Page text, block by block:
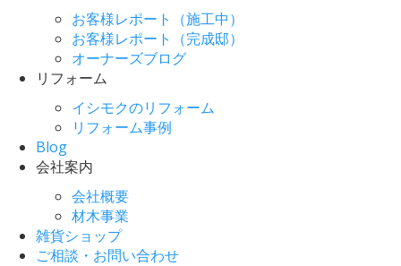
お客様レポート（施工中）
お客様レポート（完成邸）
オーナーズブログ
リフォーム
イシモクのリフォーム
リフォーム事例
Blog
会社案内
会社概要
材木事業
雑貨ショップ
ご相談・お問い合わせ